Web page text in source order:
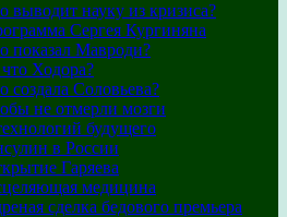
выводит науку из кризиса?
Сергея Кургиняна
показал Мавроди?
Ходора?
создала Соловьева?
не отмерли мозги
будущего
в России
Гаряева
медицина
сделка бедового премьера